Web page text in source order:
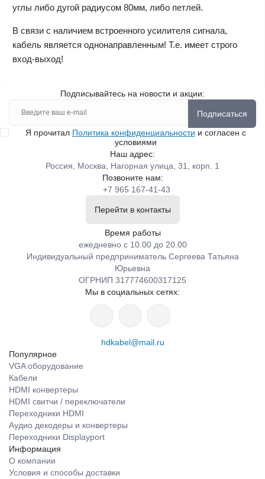
углы либо дугой радиусом 80мм, либо петлей.
В связи с наличием встроенного усилителя сигнала,
кабель является однонаправленным! Т.е. имеет строго
вход-выход!
Подписывайтесь на новости и акции:
Подписаться
Я прочитал Политика конфиденциальности и согласен с
условиями
Наш адрес:
Россия, Москва, Нагорная улица, 31, корп. 1
Позвоните нам:
+7 965 167-41-43
Перейти в контакты
Время работы
ежедневно с 10.00 до 20.00
Индивидуальный предприниматель Сергеева Татьяна
Юрьевна
ОГРНИП 317774600317125
Мы в социальных сетях:
hdkabel@mail.ru
Популярное
VGA оборудование
Кабели
HDMI конвертеры
HDMI свитчи / переключатели
Переходники HDMI
Аудио декодеры и конвертеры
Переходники Displayport
Информация
О компании
Условия и способы доставки